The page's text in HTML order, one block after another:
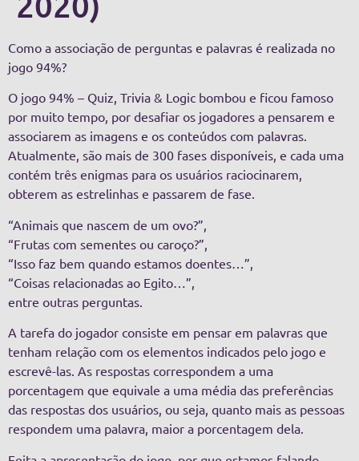
Como a associação de perguntas e palavras é realizada no
jogo 94%?
O jogo 94% – Quiz, Trivia & Logic bombou e ficou famoso
por muito tempo, por desafiar os jogadores a pensarem e
associarem as imagens e os conteúdos com palavras.
Atualmente, são mais de 300 fases disponíveis, e cada uma
contém três enigmas para os usuários raciocinarem,
obterem as estrelinhas e passarem de fase.
“Animais que nascem de um ovo?”,
“Frutas com sementes ou caroço?”,
“Isso faz bem quando estamos doentes…”,
“Coisas relacionadas ao Egito…”,
entre outras perguntas.
A tarefa do jogador consiste em pensar em palavras que
tenham relação com os elementos indicados pelo jogo e
escrevê-las. As respostas correspondem a uma
porcentagem que equivale a uma média das preferências
das respostas dos usuários, ou seja, quanto mais as pessoas
respondem uma palavra, maior a porcentagem dela.